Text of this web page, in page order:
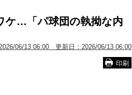
ケ…「パ球団の執拗な内
06/13 06:00 更新日： 2026/06/13 06:00
印刷